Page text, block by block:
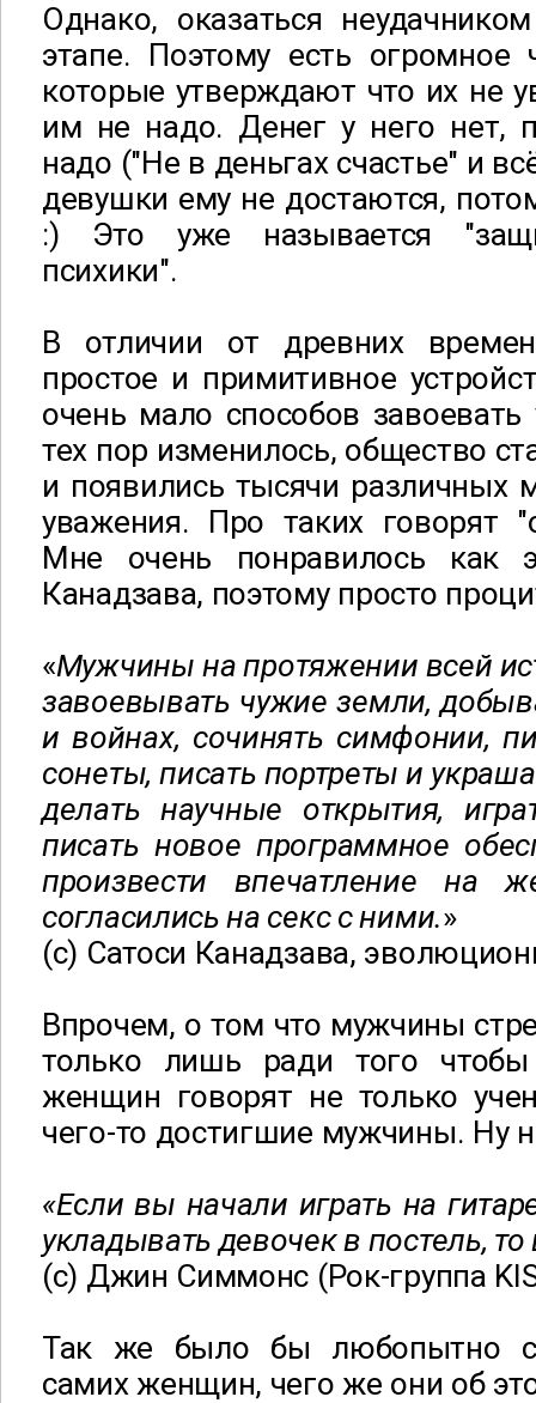
Однако, оказаться
этапе. Поэтому есть огромное
которые утверждают что их не
им не надо. Денег у него нет,
надо ("Не в деньгах счастье" и
девушки ему не достаются,
:) Это уже называется
психики".
В отличии от древних
простое и примитивное
очень мало способов
тех пор изменилось, общество
и появились тысячи различных
уважения. Про таких говорят
Мне очень понравилось как
Канадзава, поэтому просто
«Мужчины на протяжении всей
завоевывать чужие земли,
и войнах, сочинять симфонии,
сонеты, писать портреты и
делать научные открытия,
писать новое программное
произвести впечатление на
согласились на секс с ними.»
(с) Сатоси Канадзава,
Впрочем, о том что мужчины
только лишь ради того чтобы
женщин говорят не только
чего-то достигшие мужчины. Ну
«Если вы начали играть на
укладывать девочек в постель,
(с) Джин Симмонс (Рок-группа
Так же было бы любопытно
самих женщин, чего же они об